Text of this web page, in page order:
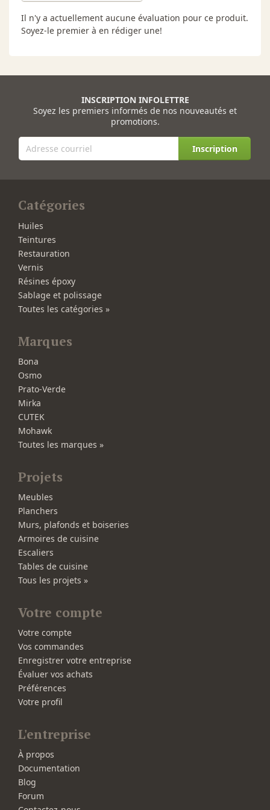
Il n'y a actuellement aucune évaluation pour ce produit.
Soyez-le premier à en rédiger une!
INSCRIPTION INFOLETTRE
Soyez les premiers informés de nos nouveautés et
promotions.
Inscription
Catégories
Huiles
Teintures
Restauration
Vernis
Résines époxy
Sablage et polissage
Toutes les catégories »
Marques
Bona
Osmo
Prato-Verde
Mirka
CUTEK
Mohawk
Toutes les marques »
Projets
Meubles
Planchers
Murs, plafonds et boiseries
Armoires de cuisine
Escaliers
Tables de cuisine
Tous les projets »
Votre compte
Votre compte
Vos commandes
Enregistrer votre entreprise
Évaluer vos achats
Préférences
Votre profil
L'entreprise
À propos
Documentation
Blog
Forum